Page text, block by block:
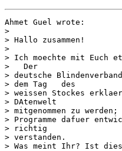
Ahmet Guel wrote:
>
> Hallo zusammen!
>
> Ich moechte mit Euch
>   Der
> deutsche
> dem Tag   des
> weissen Stockes
> DAtenwelt
> mitgenommen zu
> Programme dafuer
> richtig
> verstanden.
> Was meint Ihr? Ist